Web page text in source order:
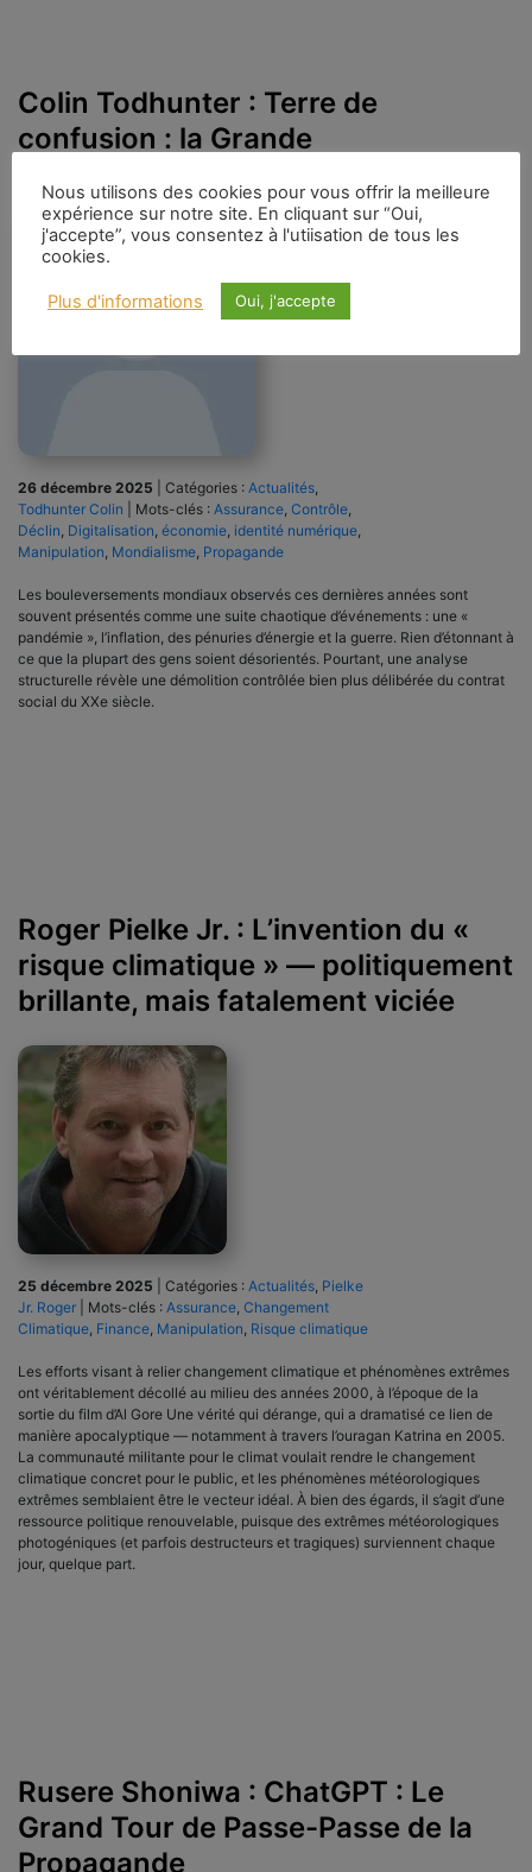
Colin Todhunter : Terre de
confusion : la Grande
26 décembre 2025 Catégories : Actualités
Todhunter Colin
Mots-clés : Assurance Contrôle
Déclin Digitalisation économie identité numérique
Manipulation Mondialisme Propagande
Les bouleversements mondiaux observés ces dernières années sont
souvent présentés comme une suite chaotique d’événements : une «
pandémie », l’inflation, des pénuries d’énergie et la guerre. Rien d’étonnant à
ce que la plupart des gens soient désorientés. Pourtant, une analyse
structurelle révèle une démolition contrôlée bien plus délibérée du contrat
social du XXe siècle.
Roger Pielke Jr. : L’invention du «
risque climatique » — politiquement
brillante, mais fatalement viciée
25 décembre 2025 Catégories : Actualités, Pielke
Jr. Roger
Mots-clés : Assurance, Changement
Climatique, Finance, Manipulation, Risque climatique
Les efforts visant à relier changement climatique et phénomènes extrêmes
ont véritablement décollé au milieu des années 2000, à l’époque de la
sortie du film d’Al Gore Une vérité qui dérange, qui a dramatisé ce lien de
manière apocalyptique — notamment à travers l’ouragan Katrina en 2005.
La communauté militante pour le climat voulait rendre le changement
climatique concret pour le public, et les phénomènes météorologiques
extrêmes semblaient être le vecteur idéal. À bien des égards, il s’agit d’une
ressource politique renouvelable, puisque des extrêmes météorologiques
photogéniques (et parfois destructeurs et tragiques) surviennent chaque
jour, quelque part.
Rusere Shoniwa : ChatGPT : Le
Grand Tour de Passe-Passe de la
Propagande
Nous utilisons des cookies pour vous offrir la meilleure
expérience sur notre site. En cliquant sur “Oui,
j'accepte”, vous consentez à l'utiisation de tous les
cookies.
Plus d'informations Oui, j'accepte